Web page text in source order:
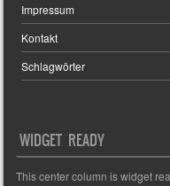
Impressum
Kontakt
Schlagwörter
WIDGET READY
This center column is widget